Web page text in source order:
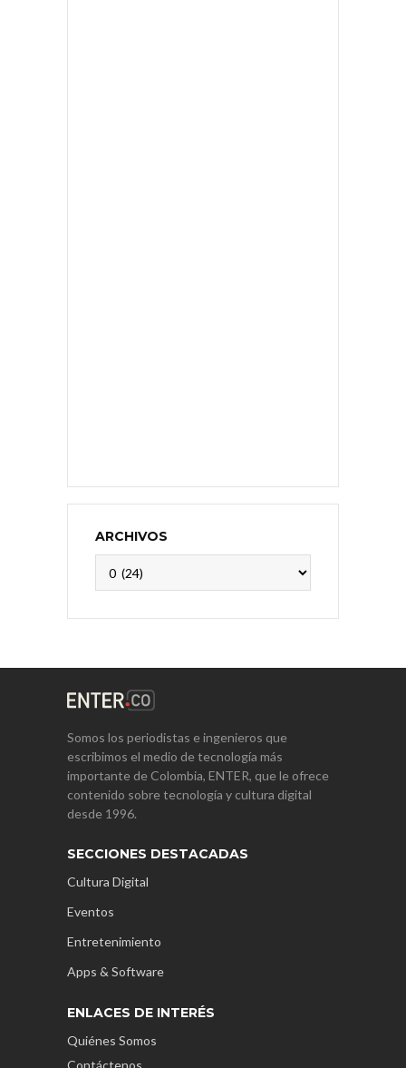
ARCHIVOS
Somos los periodistas e ingenieros que
escribimos el medio de tecnología más
importante de Colombia, ENTER, que le ofrece
contenido sobre tecnología y cultura digital
desde 1996.
SECCIONES DESTACADAS
Cultura Digital
Eventos
Entretenimiento
Apps & Software
ENLACES DE INTERÉS
Quiénes Somos
Contáctenos